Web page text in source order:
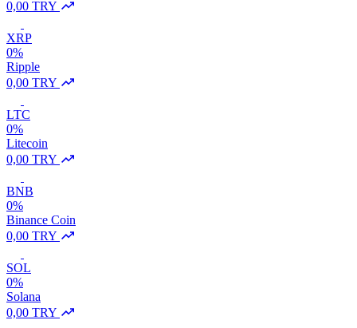
0,00 TRY
XRP
0%
Ripple
0,00 TRY
LTC
0%
Litecoin
0,00 TRY
BNB
0%
Binance Coin
0,00 TRY
SOL
0%
Solana
0,00 TRY